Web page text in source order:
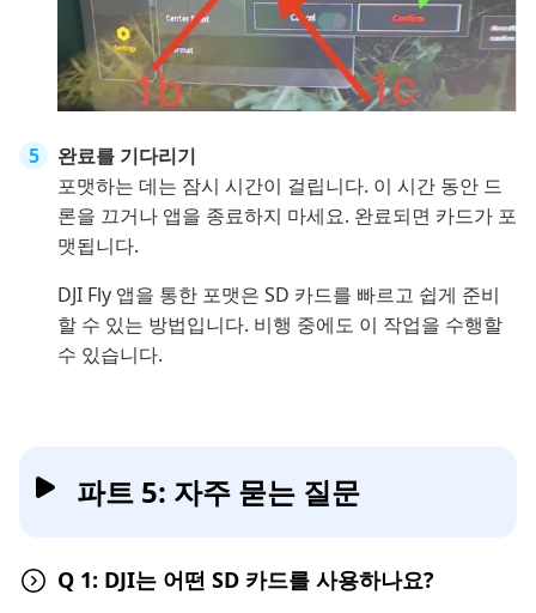
완료를 기다리기
포맷하는 데는 잠시 시간이 걸립니다. 이 시간 동안 드
론을 끄거나 앱을 종료하지 마세요. 완료되면 카드가 포
맷됩니다.
DJI Fly 앱을 통한 포맷은 SD 카드를 빠르고 쉽게 준비
할 수 있는 방법입니다. 비행 중에도 이 작업을 수행할
수 있습니다.
파트 5: 자주 묻는 질문
Q 1: DJI는 어떤 SD 카드를 사용하나요?